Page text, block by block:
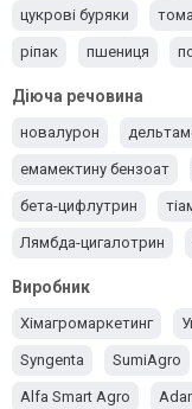
цукрові буряки
ріпак пшениця
люцерна Кукурудза
Горох Вишня
Діюча речовина
новалурон
емамектину бензоат
бета-цифлутрин
Лямбда-цигалотрин
альфа-циперметрин
Виробник
Хімагромаркетинг
Syngenta SumiAgro
Alfa Smart Agro